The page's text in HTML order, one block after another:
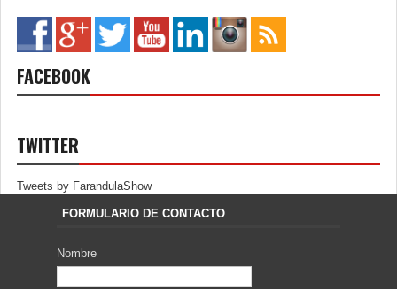
FACEBOOK
TWITTER
Tweets by FarandulaShow
FORMULARIO DE CONTACTO
Nombre